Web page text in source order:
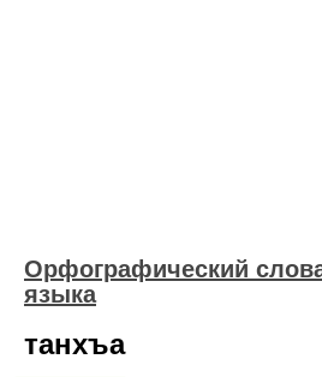
Орфографический
языка
танхъа